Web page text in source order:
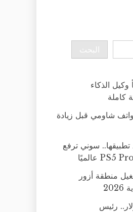
البحث
وكيل الذكاء
كاملة
شاومي قبل زيادة
تطبيقها.. سوني ترفع
منطقة أزور
دولار.. رئيس